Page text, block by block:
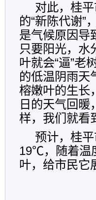
对此，桂
的“新陈代谢”
是气候原因导
只要阳光，水
叶就会“逼”老
的低温阴雨天
榕嫩叶的生长
日的天气回暖
样，我们就看
预计，桂
19℃，随着温
叶，给市民它